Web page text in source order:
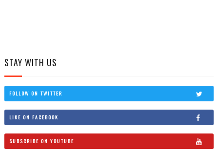
STAY WITH US
FOLLOW ON TWITTER
LIKE ON FACEBOOK
SUBSCRIBE ON YOUTUBE